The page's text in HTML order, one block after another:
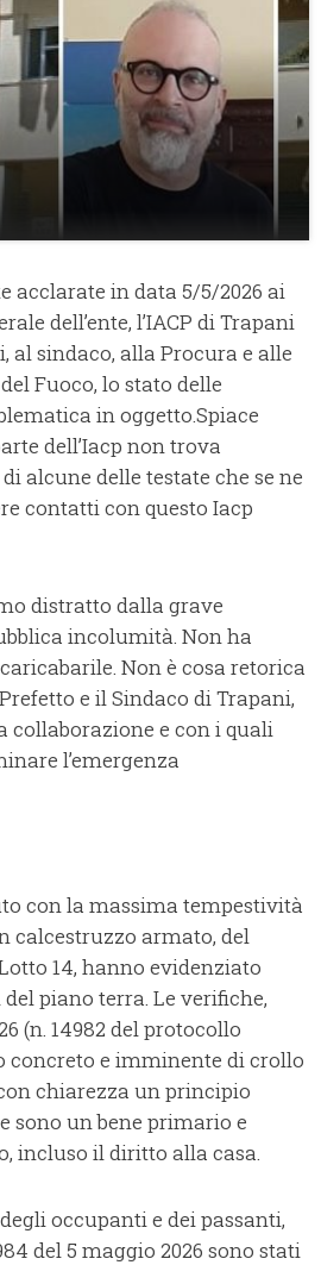
acclarate in data 5/5/2026 ai
dell’ente, l’IACP di Trapani
al sindaco, alla Procura e alle
Fuoco, lo stato delle
in oggetto.Spiace
dell’Iacp non trova
alcune delle testate che se ne
contatti con questo Iacp
distratto dalla grave
incolumità. Non ha
Non è cosa retorica
e il Sindaco di Trapani,
e con i quali
l’emergenza
con la massima tempestività
calcestruzzo armato, del
14, hanno evidenziato
piano terra. Le verifiche,
(n. 14982 del protocollo
concreto e imminente di crollo
chiarezza un principio
sono un bene primario e
incluso il diritto alla casa.
occupanti e dei passanti,
del 5 maggio 2026 sono stati